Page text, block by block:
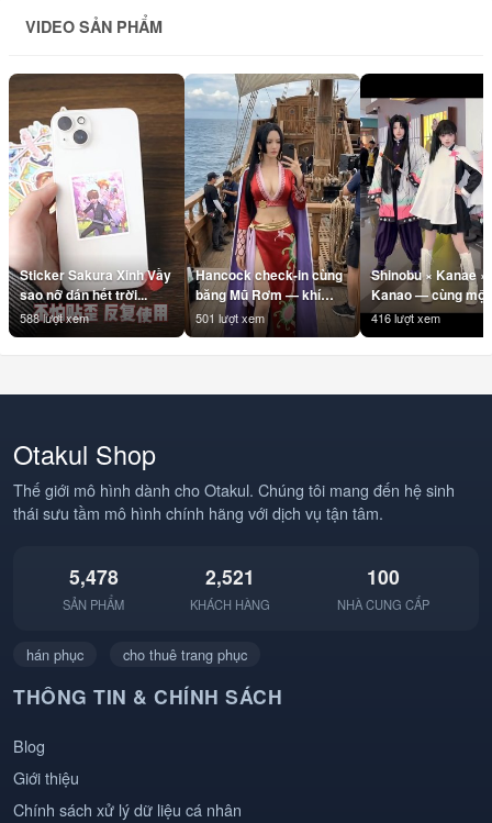
VIDEO SẢN PHẨM
Sticker Sakura Xinh Vầy
sao nỡ dán hết trời...
588 lượt xem
Hancock check-in cùng
băng Mũ Rơm — khí
chất Nữ Hoàng là không
cần filter 👑
#BangMuRom
501 lượt xem
Shinobu × Kanae ×
Kanao — cùng một
#Shinobu #Kanae
#Kanao
#AnimeDance
416 lượt xem
Otakul Shop
Thế giới mô hình dành cho Otakul. Chúng tôi mang đến hệ sinh
thái sưu tầm mô hình chính hãng với dịch vụ tận tâm.
5,478
SẢN PHẨM
2,521
KHÁCH HÀNG
100
NHÀ CUNG CẤP
hán phục cho thuê trang phục
THÔNG TIN & CHÍNH SÁCH
Blog
Giới thiệu
Chính sách xử lý dữ liệu cá nhân